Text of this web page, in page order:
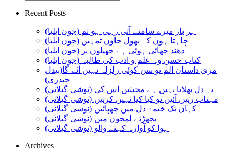
Recent Posts
ہر بار میرے سامنے آتی رہی ہو تم (جون ایلیا)
چاہتا ہوں کہ بھول جاؤں تمہیں (جون ایلیا)
دھند چھائی ہوئی ہے جھیلوں پر (جون ایلیا)
کتاب حسن وہ علم و ادب کی طالبہ (جون ایلیا)
مری داستان الم تو سن کوئی زلزلہ نہیں آئے گا(بیدل
حیدری)
یہ دل بھلاتا نہیں ہے محبتیں اس کی (نوشی گیلانی)
مہتاب رتیں آئیں تو کیا کیا نہیں کرتیں (نوشی گیلانی)
کہاں تک خیمۂ دل میں چھپائیں (نوشی گیلانی)
بچھڑتے لمحوں میں (نوشی گیلانی)
ہوا کو آوارہ کہنے والو (نوشی گیلانی)
Archives